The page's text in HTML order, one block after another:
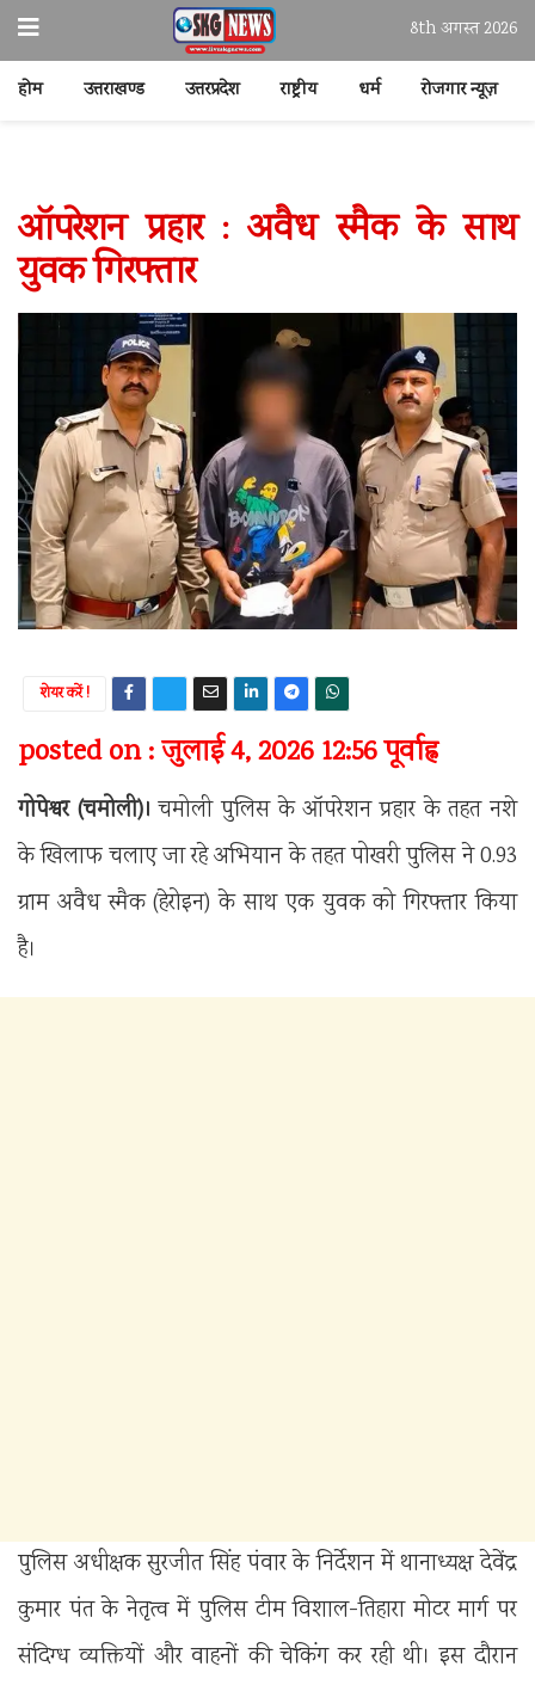
8th अगस्त 2026
होम उत्तराखण्ड उत्तरप्रदेश राष्ट्रीय धर्म रोजगार न्यूज़
ऑपरेशन प्रहार : अवैध स्मैक के साथ
युवक गिरफ्तार
शेयर करें !
posted on : जुलाई 4, 2026 12:56 पूर्वाह्न
गोपेश्वर (चमोली)। चमोली पुलिस के ऑपरेशन प्रहार के तहत नशे
के खिलाफ चलाए जा रहे अभियान के तहत पोखरी पुलिस ने 0.93
ग्राम अवैध स्मैक (हेरोइन) के साथ एक युवक को गिरफ्तार किया
है।
पुलिस अधीक्षक सुरजीत सिंह पंवार के निर्देशन में थानाध्यक्ष देवेंद्र
कुमार पंत के नेतृत्व में पुलिस टीम विशाल-तिहारा मोटर मार्ग पर
संदिग्ध व्यक्तियों और वाहनों की चेकिंग कर रही थी। इस दौरान